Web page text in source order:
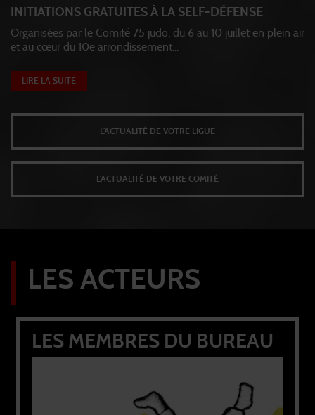
INITIATIONS GRATUITES À LA SELF-DÉFENSE
Organisées par le Comité 75 judo, du 6 au 10 juillet en plein air
et au cœur du 10e arrondissement...
LIRE LA SUITE
L'ACTUALITÉ DE VOTRE LIGUE
L'ACTUALITÉ DE VOTRE COMITÉ
LES ACTEURS
MEMBRES DU COMITE
DIRECTEUR